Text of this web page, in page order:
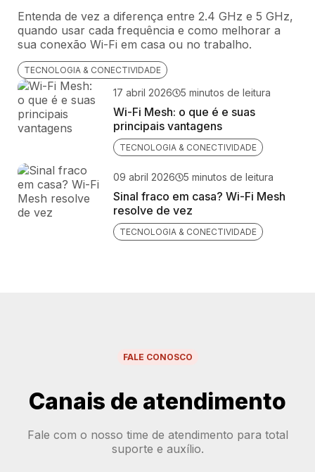
Entenda de vez a diferença entre 2.4 GHz e 5 GHz,
quando usar cada frequência e como melhorar a
sua conexão Wi-Fi em casa ou no trabalho.
TECNOLOGIA & CONECTIVIDADE
17 abril 2026 5 minutos de leitura
Wi-Fi Mesh: o que é e suas
principais vantagens
TECNOLOGIA & CONECTIVIDADE
09 abril 2026 5 minutos de leitura
Sinal fraco em casa? Wi-Fi Mesh
resolve de vez
TECNOLOGIA & CONECTIVIDADE
FALE CONOSCO
Canais de atendimento
Fale com o nosso time de atendimento para total
suporte e auxílio.